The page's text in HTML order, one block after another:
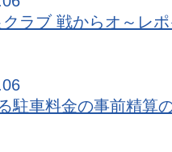
ラブ 戦からオ～レ
駐車料金の事前精算